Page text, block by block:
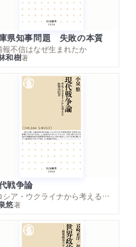
学術論文からの情報も参
ジ
県知事問題 失敗の本質
不信はなぜ生まれたか
和樹著
戦争論
─ロシア・ウクライナから考える世界の行方
悠著